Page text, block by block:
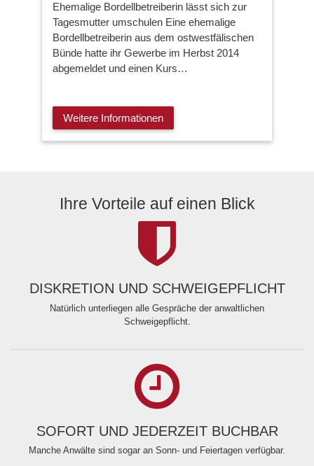
Ehemalige Bordellbetreiberin lässt sich zur
Tagesmutter umschulen Eine ehemalige
Bordellbetreiberin aus dem ostwestfälischen
Bünde hatte ihr Gewerbe im Herbst 2014
abgemeldet und einen Kurs…
Weitere Informationen
Ihre Vorteile auf einen Blick
DISKRETION UND SCHWEIGEPFLICHT
Natürlich unterliegen alle Gespräche der anwaltlichen
Schweigepflicht.
SOFORT UND JEDERZEIT BUCHBAR
Manche Anwälte sind sogar an Sonn- und Feiertagen verfügbar.